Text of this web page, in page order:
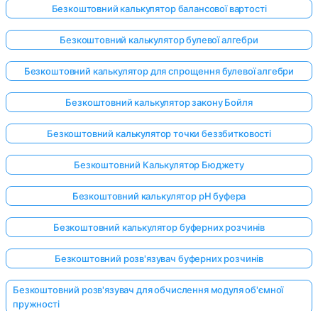
Безкоштовний калькулятор балансової вартості
Безкоштовний калькулятор булевої алгебри
Безкоштовний калькулятор для спрощення булевої алгебри
Безкоштовний калькулятор закону Бойля
Безкоштовний калькулятор точки беззбитковості
Безкоштовний Калькулятор Бюджету
Безкоштовний калькулятор pH буфера
Безкоштовний калькулятор буферних розчинів
Безкоштовний розв'язувач буферних розчинів
Безкоштовний розв'язувач для обчислення модуля об'ємної
пружності